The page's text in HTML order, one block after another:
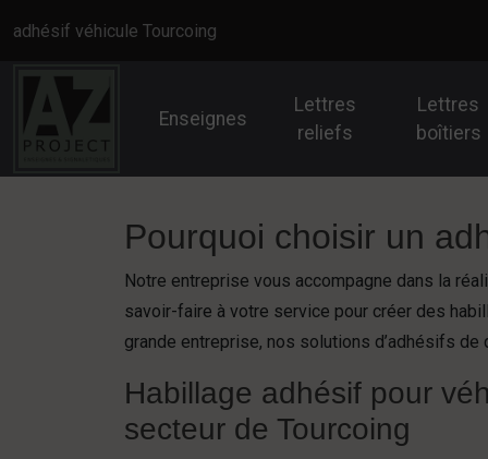
adhésif véhicule Tourcoing
Enseignes
Lettres
reliefs
Lettres
boîtiers
Pourquoi choisir un
Notre entreprise vous accompagne dans la
savoir-faire à votre service pour créer des
grande entreprise, nos solutions d’adhésifs
Habillage adhésif pour
secteur de Tourcoing